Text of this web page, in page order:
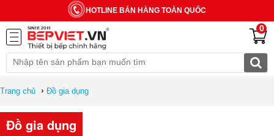
HOTLINE BÁN HÀNG TOÀN QUỐC
0
Trang chủ › Đồ gia dụng
Đồ gia dụng